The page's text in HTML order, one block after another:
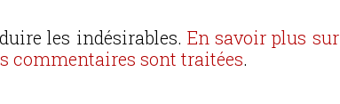
les indésirables. En savoir plus sur
commentaires sont traitées.